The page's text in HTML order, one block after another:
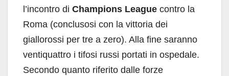
l’incontro di Champions League contro la
Roma (conclusosi con la vittoria dei
giallorossi per tre a zero). Alla fine saranno
ventiquattro i tifosi russi portati in ospedale.
Secondo quanto riferito dalle forze